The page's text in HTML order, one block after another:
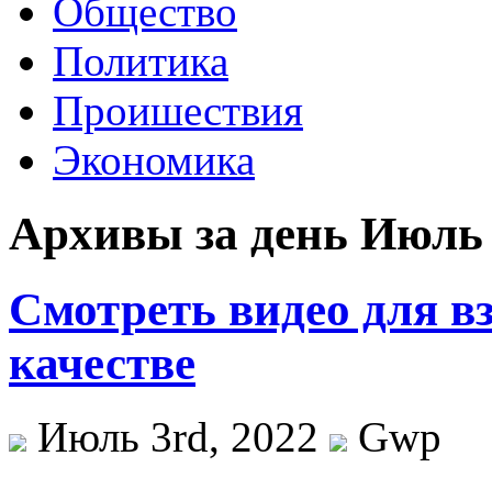
Общество
Политика
Проишествия
Экономика
Архивы за день Июль
Смотреть видео для
качестве
Июль 3rd, 2022
Gwp